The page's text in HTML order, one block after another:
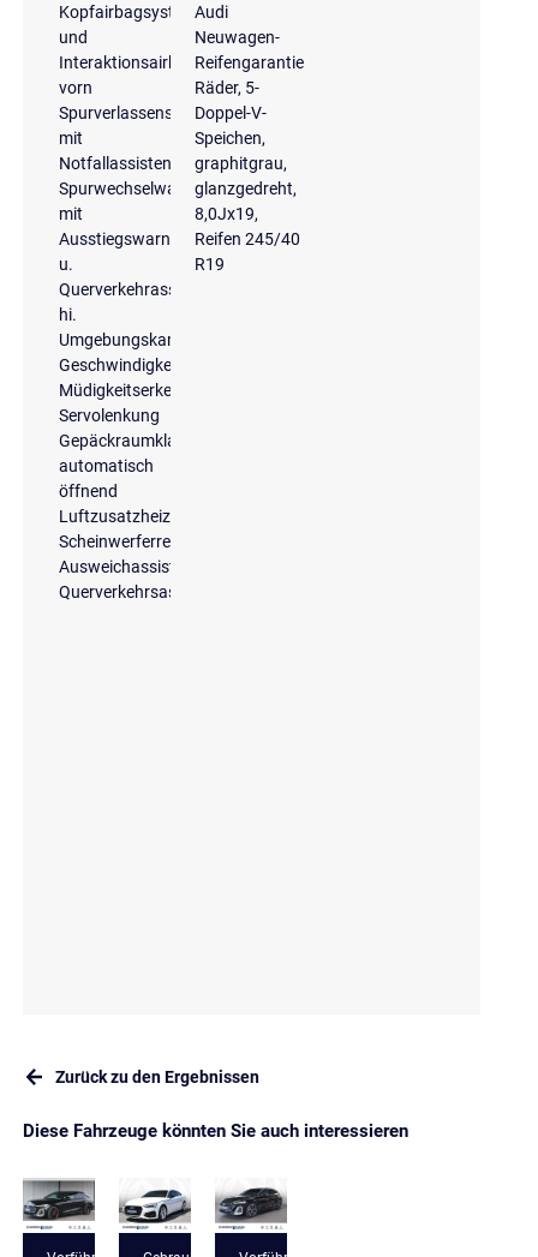
Kopfairbagsystem
und
Interaktionsairbag
vorn
Spurverlassenswarnung
mit
Notfallassistent
Spurwechselwarnung
mit
Ausstiegswarnung
u.
Querverkehrassistent
hi.
Umgebungskameras
Geschwindigkeitsbegrenzungsanlage
Müdigkeitserkennung
Servolenkung
Gepäckraumklappe
automatisch
öffnend
Luftzusatzheizung
Scheinwerferreinigungsanlage
Ausweichassistent
Querverkehrsassistent
Audi
Neuwagen-
Reifengarantie
Räder, 5-
Doppel-V-
Speichen,
graphitgrau,
glanzgedreht,
8,0Jx19,
Reifen 245/40
R19
Zurück zu den Ergebnissen
Diese Fahrzeuge könnten Sie auch interessieren